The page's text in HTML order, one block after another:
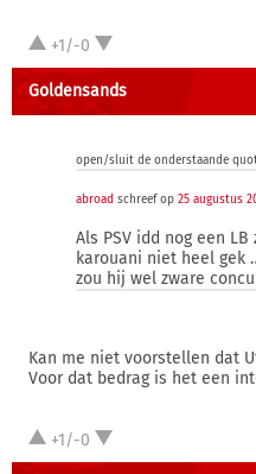
+1/-0
Goldensands
open/sluit de onderstaande
abroad schreef op 25 augustus
Als PSV idd nog een
karouani niet heel gek
zou hij wel zware
Kan me niet voorstellen dat
Voor dat bedrag is het een
+1/-0